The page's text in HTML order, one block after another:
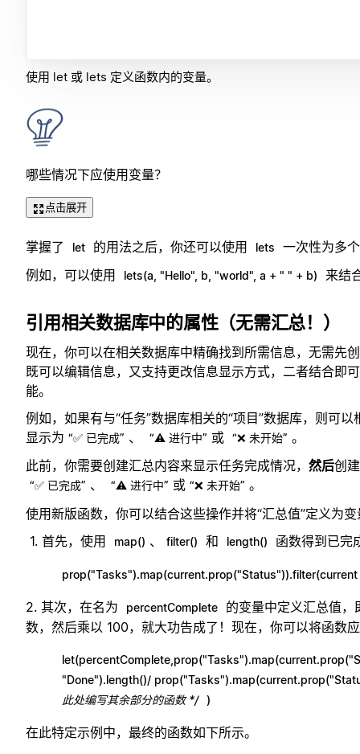
使用 let 或 lets 定义函数内的变量。
哪些情况下应使用变量？
点击展开
掌握了 let 的用法之后，你还可以使用 lets
一次性为多
例如，可以使用
lets(a, "Hello", b, "world", a + " " + b) 来结
引用相关数据库中的属性（无需汇总！）
现在，你可以在相关数据库中精确找到所需信息，无需先
既可以编辑信息，又支持更改信息显示方式，二者结合即
能。
例如，如果有与“任务”数据库相关的“项目”数据库，则可
显示为 “✅ 已完成” 、 “⚠️ 进行中” 或 “❌ 未开始” 。
此前，你需要创建汇总内容来显示任务完成情况， 然后创
“✅ 已完成” 、 “⚠️ 进行中” 或 “❌ 未开始” 。
使用新版函数，你可以结合这些操作并将“汇总值”定义为
首先，使用
map() 、 filter() 和 length() 函数得到已完
2. 其次，在名为 percentComplete
的变量中定义汇总值
数，然后乘以 100，就大功告成了！现在，你可以将函数
"Done").length()/
此处编写其余部分的函数 */ )
在此特定示例中，最终的函数如下所示。